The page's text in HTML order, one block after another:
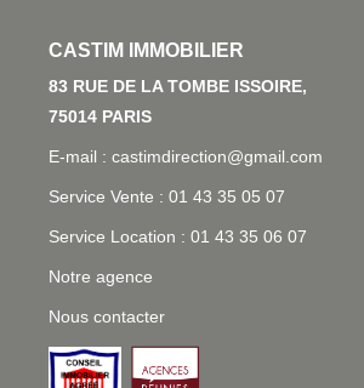
L'AGENCE
83 RUE DE LA TOMBE ISSOIRE, 75014
E-mail : castimdirection@gmail.com
Service Vente : 01 43 35 05 07
Service Location : 01 43 35 06 07
Notre agence
Nous contacter